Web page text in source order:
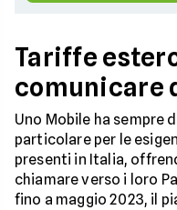
Tariffe
comunicare
Uno Mobile ha sempre
particolare per le
presenti in Italia,
chiamare verso i loro
fino a maggio 2023, il